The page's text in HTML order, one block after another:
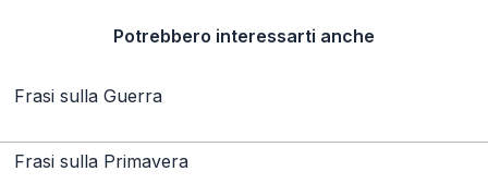
Potrebbero interessarti anche
Frasi sulla Guerra
Frasi sulla Primavera